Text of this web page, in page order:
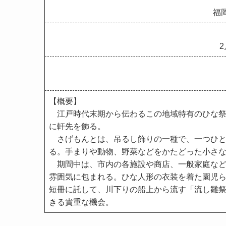
福
2
【概要】
江戸時代末期から伝わるこの地域特有のひな
に軒先を飾る。
さげもんとは、吊るし飾りの一種で、一つひ
る。手まりや動物、野菜などをかたどった小さ
期間中は、市内の各施設や商店、一般家庭な
雰囲気に包まれる。ひな人形の衣装を着た園児
短冊に託して、川下りの船上から流す「流し雛
きる貴重な機会。